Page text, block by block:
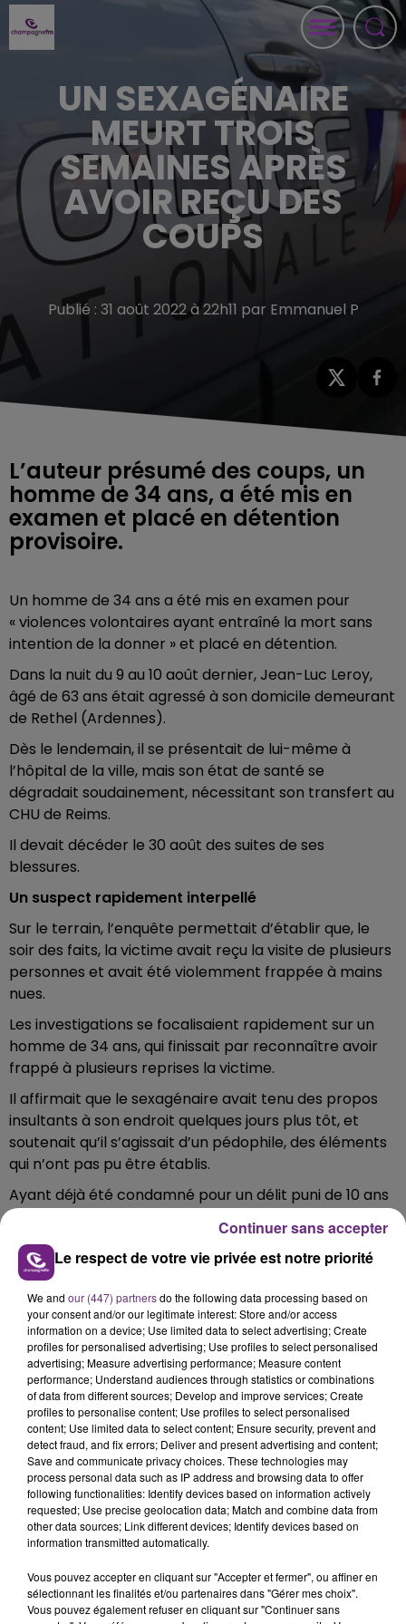
UN SEXAGÉNAIRE
MEURT TROIS
SEMAINES APRÈS
AVOIR REÇU DES
COUPS
Publié : 31 août 2022 à 22h11 par Emmanuel P
L’auteur présumé des coups, un
homme de 34 ans, a été mis en
examen et placé en détention
provisoire.
Un homme de 34 ans a été mis en examen pour
« violences volontaires ayant entraîné la mort sans
intention de la donner » et placé en détention.
Dans la nuit du 9 au 10 août dernier, Jean-Luc Leroy,
âgé de 63 ans était agressé à son domicile demeurant
de Rethel (Ardennes).
Dès le lendemain, il se présentait de lui-même à
l’hôpital de la ville, mais son état de santé se
dégradait soudainement, nécessitant son transfert au
CHU de Reims.
Il devait décéder le 30 août des suites de ses
blessures.
Un suspect rapidement interpellé
Sur le terrain, l’enquête permettait d’établir que, le
soir des faits, la victime avait reçu la visite de plusieurs
personnes et avait été violemment frappée à mains
nues.
Les investigations se focalisaient rapidement sur un
homme de 34 ans, qui finissait par reconnaître avoir
frappé à plusieurs reprises la victime.
Il affirmait que le sexagénaire avait tenu des propos
insultants à son endroit quelques jours plus tôt, et
soutenait qu’il s’agissait d’un pédophile, des éléments
qui n’ont pas pu être établis.
Ayant déjà été condamné pour un délit puni de 10 ans
d’emprisonnement, en l’espèce des dégradations
volontaires par moyen dangereux, il encourt 30 ans de
réclusion criminelle.
Il avait bénéficié d’une peine d’aménagement qui
avait été récemment révoquée et il était recherché
pour exécuter cette peine de 5 mois
d’emprisonnement.
FIL D'ACTU
Le respect de votre vie privée est notre priorité
We and our (447) partnersdo the following data processing based on
your consent and/or our legitimate interest: Store and/or access
information on a device; Use limited data to select advertising; Create
profiles for personalised advertising; Use profiles to select personalised
advertising; Measure advertising performance; Measure content
performance; Understand audiences through statistics or combinations
of data from different sources; Develop and improve services; Create
profiles to personalise content; Use profiles to select personalised
content; Use limited data to select content; Ensure security, prevent and
detect fraud, and fix errors; Deliver and present advertising and content;
Save and communicate privacy choices. These technologies may
process personal data such as IP address and browsing data to offer
following functionalities: Identify devices based on information actively
requested; Use precise geolocation data; Match and combine data from
other data sources; Link different devices; Identify devices based on
information transmitted automatically.
Vous pouvez accepter en cliquant sur "Accepter et fermer", ou affiner en
sélectionnant les finalités et/ou partenaires dans "Gérer mes choix".
Vous pouvez également refuser en cliquant sur "Continuer sans
Continuer sans accepter